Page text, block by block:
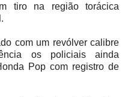
tiro na região torácica
com um revólver calibre
os policiais ainda
Pop com registro de